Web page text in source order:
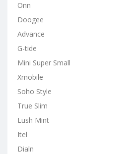
Onn
Doogee
Advance
G-tide
Mini Super Small
Xmobile
Soho Style
True Slim
Lush Mint
Itel
Dialn